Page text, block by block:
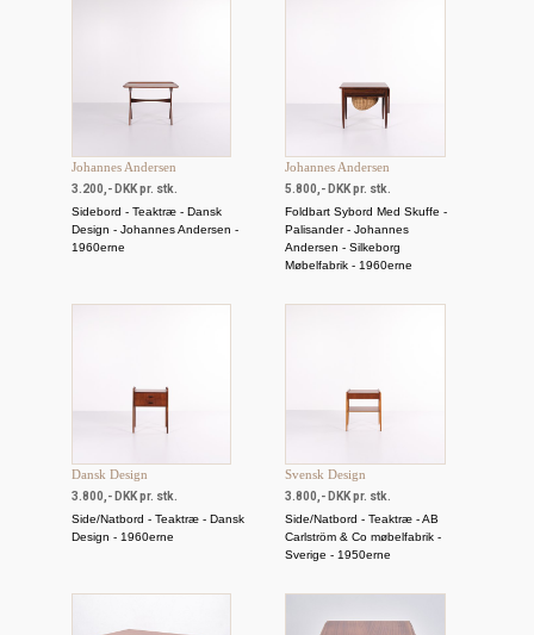
Johannes Andersen
3.200,- DKK pr. stk.
Sidebord - Teaktræ - Dansk
Design - Johannes Andersen -
1960erne
Johannes Andersen
5.800,- DKK pr. stk.
Foldbart Sybord Med Skuffe -
Palisander - Johannes
Andersen - Silkeborg
Møbelfabrik - 1960erne
Dansk Design
3.800,- DKK pr. stk.
Side/Natbord - Teaktræ - Dansk
Design - 1960erne
Svensk Design
3.800,- DKK pr. stk.
Side/Natbord - Teaktræ - AB
Carlström & Co møbelfabrik -
Sverige - 1950erne